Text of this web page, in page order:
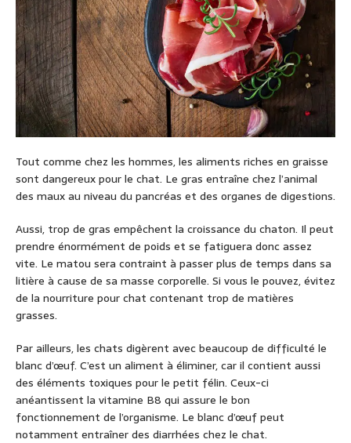
Tout comme chez les hommes, les aliments riches en graisse
sont dangereux pour le chat. Le gras entraîne chez l’animal
des maux au niveau du pancréas et des organes de digestions.
Aussi, trop de gras empêchent la croissance du chaton. Il peut
prendre énormément de poids et se fatiguera donc assez
vite. Le matou sera contraint à passer plus de temps dans sa
litière à cause de sa masse corporelle. Si vous le pouvez, évitez
de la nourriture pour chat contenant trop de matières
grasses.
Par ailleurs, les chats digèrent avec beaucoup de difficulté le
blanc d’œuf. C’est un aliment à éliminer, car il contient aussi
des éléments toxiques pour le petit félin. Ceux-ci
anéantissent la vitamine B8 qui assure le bon
fonctionnement de l’organisme. Le blanc d’œuf peut
notamment entraîner des diarrhées chez le chat.